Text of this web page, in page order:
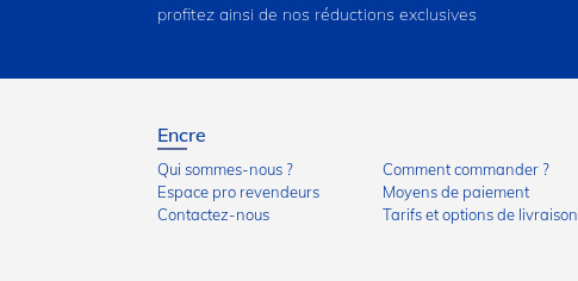
profitez ainsi de nos réductions exclusives
Encre
Qui sommes-nous ?
Espace pro revendeurs
Contactez-nous
Comment commander ?
Moyens de paiement
Tarifs et options de livraison